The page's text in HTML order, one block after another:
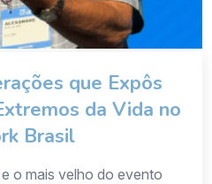
que Expôs
da Vida no
Brasil
o mais velho do evento